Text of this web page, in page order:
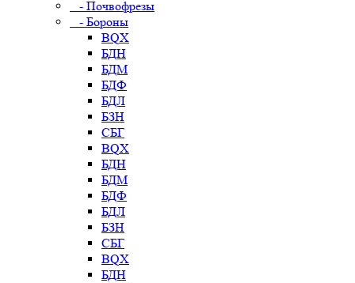
- Почвофрезы
- Бороны
BQX
БДН
БДМ
БДФ
БДЛ
БЗН
СБГ
BQX
БДН
БДМ
БДФ
БДЛ
БЗН
СБГ
BQX
БДН